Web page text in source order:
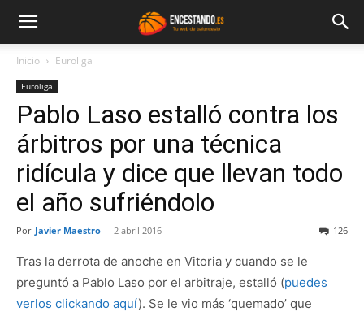
Inicio Euroliga
Euroliga
Pablo Laso estalló contra los
árbitros por una técnica
ridícula y dice que llevan todo
el año sufriéndolo
Por Javier Maestro - 2 abril 2016 126
Tras la derrota de anoche en Vitoria y cuando se le
preguntó a Pablo Laso por el arbitraje, estalló (puedes
verlos clickando aquí). Se le vio más ‘quemado’ que